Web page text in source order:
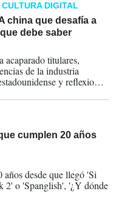
DIGITAL
china que desafía a
debe saber
acaparado titulares,
de la industria
y reflexiones
cumplen 20 años
años desde que llegó 'Si
2' o 'Spanglish', '¿Y dónde